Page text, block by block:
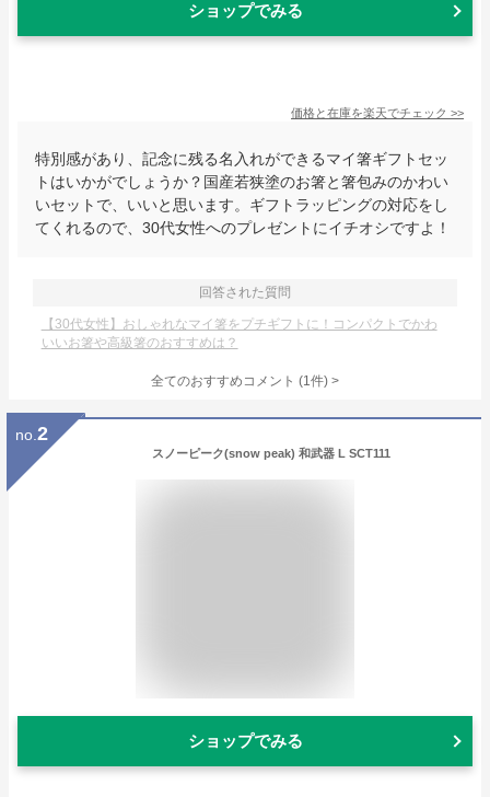
ショップでみる
価格と在庫を楽天でチェック >>
特別感があり、記念に残る名入れができるマイ箸ギフトセッ
トはいかがでしょうか？国産若狭塗のお箸と箸包みのかわい
いセットで、いいと思います。ギフトラッピングの対応をし
てくれるので、30代女性へのプレゼントにイチオシですよ！
回答された質問
【30代女性】おしゃれなマイ箸をプチギフトに！コンパクトでかわ
いいお箸や高級箸のおすすめは？
全てのおすすめコメント (1件) >
no. 2
スノーピーク(snow peak) 和武器 L SCT111
ショップでみる